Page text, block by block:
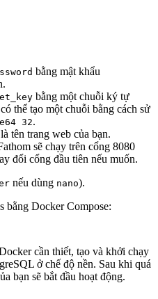
bằng mật khẩu
bằng một chuỗi ký tự
thể tạo một chuỗi bằng cách sử
32.
tên trang web của bạn.
sẽ chạy trên cổng 8080
đổi cổng đầu tiên nếu muốn.
nếu dùng nano).
bằng Docker Compose:
cần thiết, tạo và khởi chạy
ở chế độ nền. Sau khi quá
bạn sẽ bắt đầu hoạt động.